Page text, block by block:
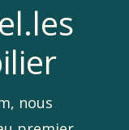
nous